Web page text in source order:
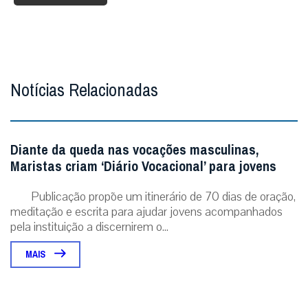
Notícias Relacionadas
Diante da queda nas vocações masculinas,
Maristas criam ‘Diário Vocacional’ para jovens
Publicação propõe um itinerário de 70 dias de oração,
meditação e escrita para ajudar jovens acompanhados
pela instituição a discernirem o...
MAIS